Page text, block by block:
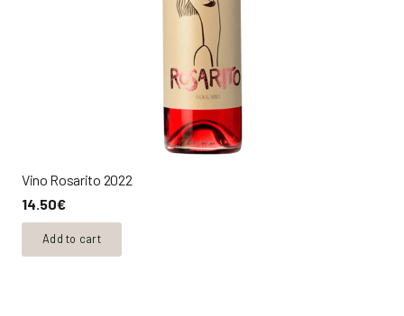
Vino Rosarito 2022
14.50€
Add to cart